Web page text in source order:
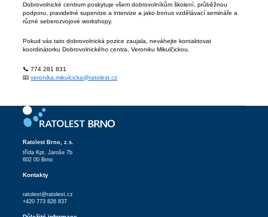
Dobrovolnické centrum poskytuje všem dobrovolníkům školení, průběžnou
podporu, pravidelné supervize a intervize a jako bonus vzdělávací semináře a
různé seberozvojové workshopy.
Pokud vás tato dobrovolnická pozice zaujala, neváhejte kontaktovat
koordinátorku Dobrovolnického centra, Veroniku Mikulčickou.
📞 774 281 831
📧veronika.mikulcicka@ratolest.cz
Ratolest Brno, z.s.
třída Kpt. Jaroše 7b
602 00 Brno
Kontakty
ratolest@ratolest.cz
+420 773 826 837